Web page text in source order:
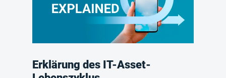
Erklärung des IT-Asset-